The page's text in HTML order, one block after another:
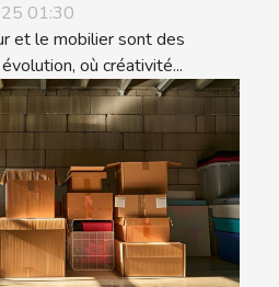
01:30
et le mobilier sont des
où créativité...